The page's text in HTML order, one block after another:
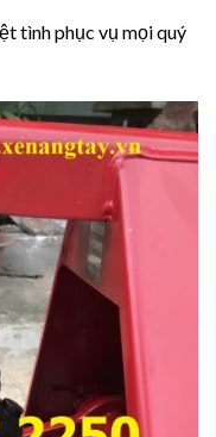
tình phục vụ mọi quý